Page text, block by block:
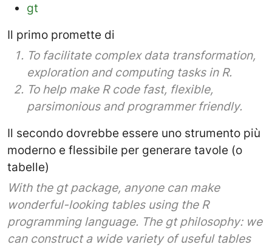
gt
Il primo promette di
To facilitate complex data transformation,
exploration and computing tasks in R.
To help make R code fast, flexible,
parsimonious and programmer friendly.
Il secondo dovrebbe essere uno strumento più
moderno e flessibile per generare tavole (o
tabelle)
With the gt package, anyone can make
wonderful-looking tables using the R
programming language. The gt philosophy: we
can construct a wide variety of useful tables